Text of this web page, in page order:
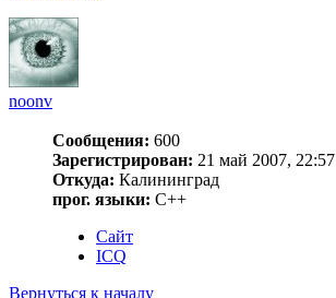
noonv
Сообщения: 600
Зарегистрирован: 21 май 2007, 22:57
Откуда: Калининград
прог. языки: C++
Сайт
ICQ
Вернуться к началу